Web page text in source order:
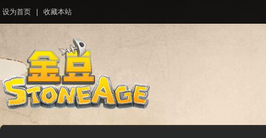
设为首页 收藏本站